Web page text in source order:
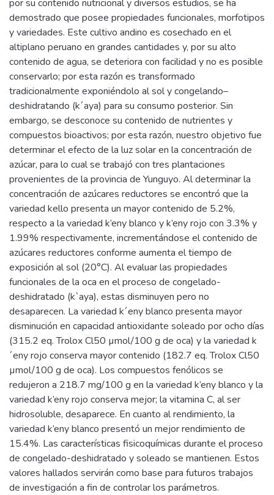
por su contenido nutricional y diversos estudios, se ha
demostrado que posee propiedades funcionales, morfotipos
y variedades. Este cultivo andino es cosechado en el
altiplano peruano en grandes cantidades y, por su alto
contenido de agua, se deteriora con facilidad y no es posible
conservarlo; por esta razón es transformado
tradicionalmente exponiéndolo al sol y congelando–
deshidratando (k´aya) para su consumo posterior. Sin
embargo, se desconoce su contenido de nutrientes y
compuestos bioactivos; por esta razón, nuestro objetivo fue
determinar el efecto de la luz solar en la concentración de
azúcar, para lo cual se trabajó con tres plantaciones
provenientes de la provincia de Yunguyo. Al determinar la
concentración de azúcares reductores se encontró que la
variedad kello presenta un mayor contenido de 5.2%,
respecto a la variedad k’eny blanco y k’eny rojo con 3.3% y
1.99% respectivamente, incrementándose el contenido de
azúcares reductores conforme aumenta el tiempo de
exposición al sol (20°C). Al evaluar las propiedades
funcionales de la oca en el proceso de congelado-
deshidratado (k`aya), estas disminuyen pero no
desaparecen. La variedad k´eny blanco presenta mayor
disminución en capacidad antioxidante soleado por ocho días
(315.2 eq. Trolox Cl50 µmol/100 g de oca) y la variedad k
´eny rojo conserva mayor contenido (182.7 eq. Trolox Cl50
µmol/100 g de oca). Los compuestos fenólicos se
redujeron a 218.7 mg/100 g en la variedad k’eny blanco y la
variedad k’eny rojo conserva mejor; la vitamina C, al ser
hidrosoluble, desaparece. En cuanto al rendimiento, la
variedad k’eny blanco presentó un mejor rendimiento de
15.4%. Las características fisicoquímicas durante el proceso
de congelado-deshidratado y soleado se mantienen. Estos
valores hallados servirán como base para futuros trabajos
de investigación a fin de controlar los parámetros.